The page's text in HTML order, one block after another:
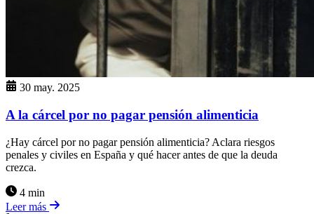
30 may. 2025
A la cárcel por no pagar pensión alimenticia
¿Hay cárcel por no pagar pensión alimenticia? Aclara riesgos
penales y civiles en España y qué hacer antes de que la deuda
crezca.
4 min
Leer más